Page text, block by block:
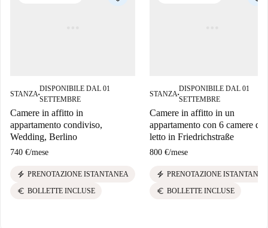
STANZA■
DISPONIBILE DAL 01
SETTEMBRE
Camere in affitto in
appartamento condiviso,
Wedding, Berlino
740 €/mese
electric_bolt PRENOTAZIONE ISTANTANEA
euro BOLLETTE INCLUSE
STANZA■
DISPONIBILE DAL 01
SETTEMBRE
Camere in affitto in un
appartamento con 6 camere da
letto in Friedrichstraße
800 €/mese
electric_bolt PRENOTAZIONE ISTANTANEA
euro BOLLETTE INCLUSE